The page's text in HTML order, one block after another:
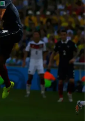
רשיון להקרנה פומבית
הצטרפות לחבילת
לוח דרושים – ג'ובנט
תגיות
המגזין